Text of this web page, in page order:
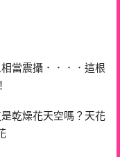
當震攝．．．．這根
乾燥花天空嗎？天花